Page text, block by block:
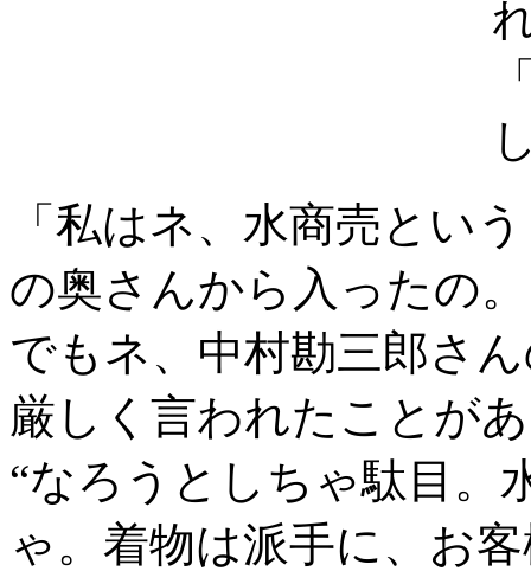
「私はネ、水商売とい
の奥さんから入ったの。
でもネ、中村勘三郎さ
厳しく言われたことが
“なろうとしちゃ駄目。
ゃ。着物は派手に、お